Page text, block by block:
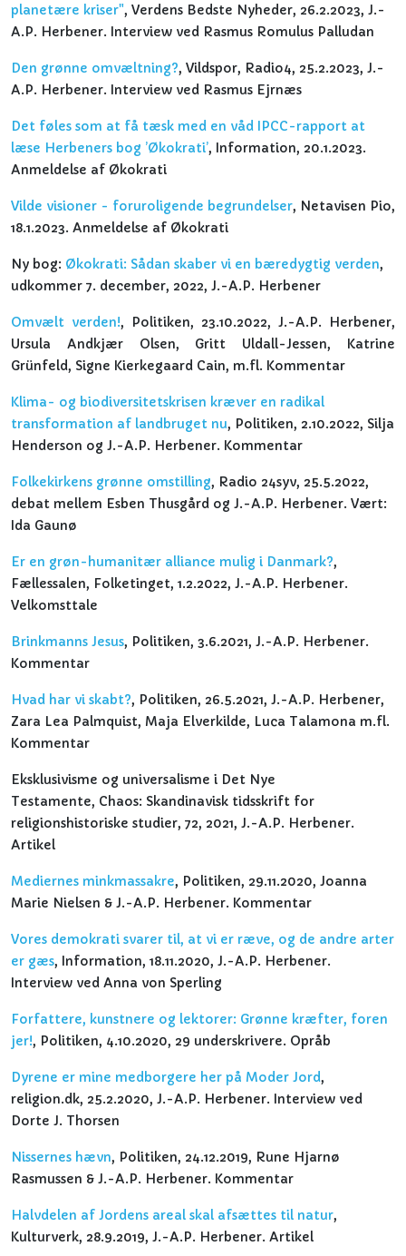
planetære kriser", Verdens Bedste Nyheder, 26.2.2023, J.-
A.P. Herbener. Interview ved Rasmus Romulus Palludan
Den grønne omvæltning?, Vildspor, Radio4, 25.2.2023, J.-
A.P. Herbener. Interview ved Rasmus Ejrnæs
Det føles som at få tæsk med en våd IPCC-rapport at
læse Herbeners bog ’Økokrati’, Information, 20.1.2023.
Anmeldelse af Økokrati
Vilde visioner - foruroligende begrundelser, Netavisen Pio,
18.1.2023. Anmeldelse af Økokrati
Ny bog: Økokrati: Sådan skaber vi en bæredygtig verden,
udkommer 7. december, 2022, J.-A.P. Herbener
Omvælt verden!, Politiken, 23.10.2022, J.-A.P. Herbener,
Ursula Andkjær Olsen, Gritt Uldall-Jessen, Katrine
Grünfeld, Signe Kierkegaard Cain, m.fl. Kommentar
Klima- og biodiversitetskrisen kræver en radikal
transformation af landbruget nu, Politiken, 2.10.2022, Silja
Henderson og J.-A.P. Herbener. Kommentar
Folkekirkens grønne omstilling, Radio 24syv, 25.5.2022,
debat mellem Esben Thusgård og J.-A.P. Herbener. Vært:
Ida Gaunø
Er en grøn-humanitær alliance mulig i Danmark?,
Fællessalen, Folketinget, 1.2.2022, J.-A.P. Herbener.
Velkomsttale
Brinkmanns Jesus, Politiken, 3.6.2021, J.-A.P. Herbener.
Kommentar
Hvad har vi skabt?, Politiken, 26.5.2021, J.-A.P. Herbener,
Zara Lea Palmquist, Maja Elverkilde, Luca Talamona m.fl.
Kommentar
Eksklusivisme og universalisme i Det Nye
Testamente, Chaos: Skandinavisk tidsskrift for
religionshistoriske studier, 72, 2021, J.-A.P. Herbener.
Artikel
Mediernes minkmassakre, Politiken, 29.11.2020, Joanna
Marie Nielsen & J.-A.P. Herbener. Kommentar
Vores demokrati svarer til, at vi er ræve, og de andre arter
er gæs, Information, 18.11.2020, J.-A.P. Herbener.
Interview ved Anna von Sperling
Forfattere, kunstnere og lektorer: Grønne kræfter, foren
jer!, Politiken, 4.10.2020, 29 underskrivere. Opråb
Dyrene er mine medborgere her på Moder Jord,
religion.dk, 25.2.2020, J.-A.P. Herbener. Interview ved
Dorte J. Thorsen
Nissernes hævn, Politiken, 24.12.2019, Rune Hjarnø
Rasmussen & J.-A.P. Herbener. Kommentar
Halvdelen af Jordens areal skal afsættes til natur,
Kulturverk, 28.9.2019, J.-A.P. Herbener. Artikel